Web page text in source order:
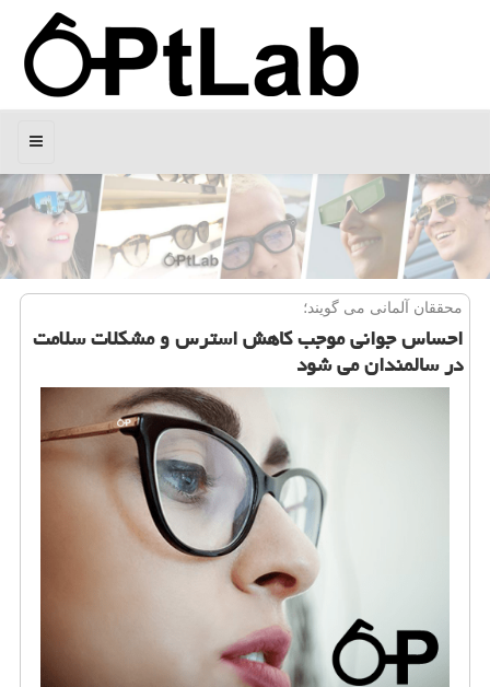
منو
محققان آلمانی می گویند؛
احساس جوانی موجب كاهش استرس و مشكلات سلامت
در سالمندان می شود